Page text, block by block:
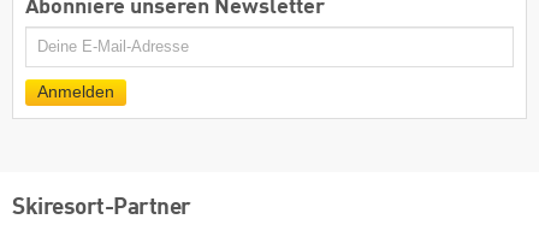
Abonniere unseren Newsletter
E-
Mail
Anmelden
Skiresort-Partner